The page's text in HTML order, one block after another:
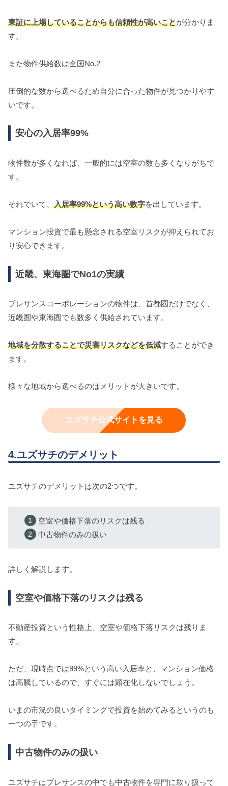
東証に上場していることからも信頼性が高いことが分かりま
す。
また物件供給数は全国No.2
圧倒的な数から選べるため自分に合った物件が見つかりやす
いです。
安心の入居率99%
物件数が多くなれば、一般的には空室の数も多くなりがちで
す。
それでいて、 入居率99%という高い数字を出しています。
マンション投資で最も懸念される空室リスクが抑えられてお
り安心できます。
近畿、東海圏でNo1の実績
プレサンスコーポレーションの物件は、首都圏だけでなく、
近畿圏や東海圏でも数多く供給されています。
地域を分散することで災害リスクなどを低減することができ
ます。
様々な地域から選べるのはメリットが大きいです。
ユズサチ公式サイトを見る
4.ユズサチのデメリット
ユズサチのデメリットは次の2つです。
空室や価格下落のリスクは残る
中古物件のみの扱い
詳しく解説します。
空室や価格下落のリスクは残る
不動産投資という性格上、空室や価格下落リスクは残りま
す。
ただ、現時点では99%という高い入居率と、マンション価格
は高騰しているので、すぐには顕在化しないでしょう。
いまの市況の良いタイミングで投資を始めてみるというのも
一つの手です。
中古物件のみの扱い
ユズサチはプレサンスの中でも中古物件を専門に取り扱って